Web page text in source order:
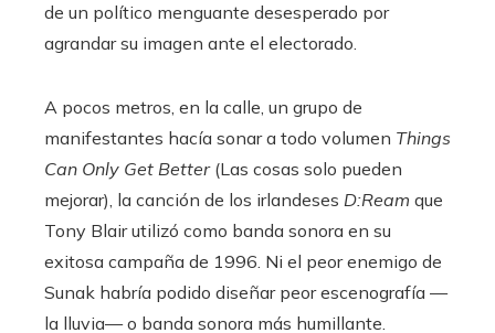
de un político menguante desesperado por
agrandar su imagen ante el electorado.
A pocos metros, en la calle, un grupo de
manifestantes hacía sonar a todo volumen Things
Can Only Get Better(Las cosas solo pueden
mejorar), la canción de los irlandeses D:Ream que
Tony Blair utilizó como banda sonora en su
exitosa campaña de 1996. Ni el peor enemigo de
Sunak habría podido diseñar peor escenografía —
la lluvia— o banda sonora más humillante.